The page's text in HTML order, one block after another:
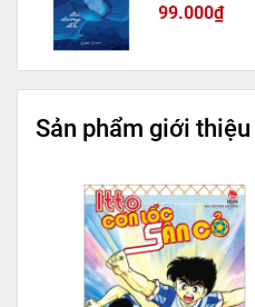
99.000₫
Sản phẩm giới thiệu